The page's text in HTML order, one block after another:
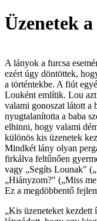
Üzenetek
A lányok a furcsa
ezért úgy döntöttek,
a történtekbe. A fiút
Louként említik. Lou
valami gonoszat látott a
nyugtalanította a baba
elhinni, hogy valami
különös kis üzenetek
Mindkét lány olyan
firkálva feltűnően
vagy „Segíts Lounak"
„Hiányzom?" („Miss
Ez a megdöbbentő
„Kis üzeneteket